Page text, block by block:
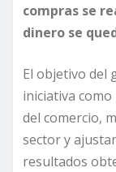
compras se
dinero se
El objetivo del
iniciativa
del comercio,
sector y
resultados